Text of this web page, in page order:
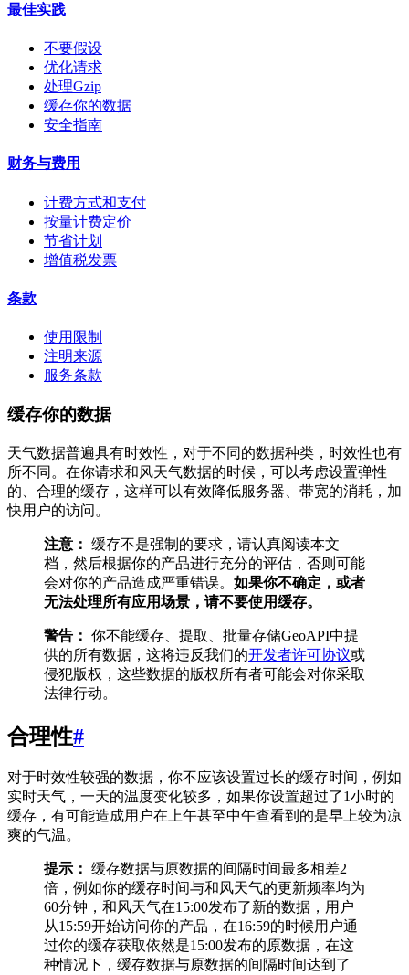
最佳实践
不要假设
优化请求
处理Gzip
缓存你的数据
安全指南
财务与费用
计费方式和支付
按量计费定价
节省计划
增值税发票
条款
使用限制
注明来源
服务条款
缓存你的数据
天气数据普遍具有时效性，对于不同的数据种类，时效性也有
所不同。在你请求和风天气数据的时候，可以考虑设置弹性
的、合理的缓存，这样可以有效降低服务器、带宽的消耗，加
快用户的访问。
注意： 缓存不是强制的要求，请认真阅读本文
档，然后根据你的产品进行充分的评估，否则可能
会对你的产品造成严重错误。 如果你不确定，或者
无法处理所有应用场景，请不要使用缓存。
警告： 你不能缓存、提取、批量存储GeoAPI中提
供的所有数据，这将违反我们的开发者许可协议或
侵犯版权，这些数据的版权所有者可能会对你采取
法律行动。
合理性#
对于时效性较强的数据，你不应该设置过长的缓存时间，例如
实时天气，一天的温度变化较多，如果你设置超过了1小时的
缓存，有可能造成用户在上午甚至中午查看到的是早上较为凉
爽的气温。
提示： 缓存数据与原数据的间隔时间最多相差2
倍，例如你的缓存时间与和风天气的更新频率均为
60分钟，和风天气在15:00发布了新的数据，用户
从15:59开始访问你的产品，在16:59的时候用户通
过你的缓存获取依然是15:00发布的原数据，在这
种情况下，缓存数据与原数据的间隔时间达到了